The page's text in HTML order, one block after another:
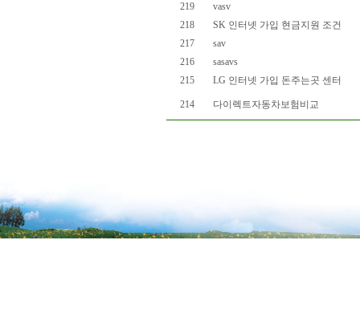
219
vasv
218
SK 인터넷 가입 현금지원 조건
217
sav
216
sasavs
215
LG 인터넷 가입 돈주는곳 센터
214 다이렉트자동차보험비교